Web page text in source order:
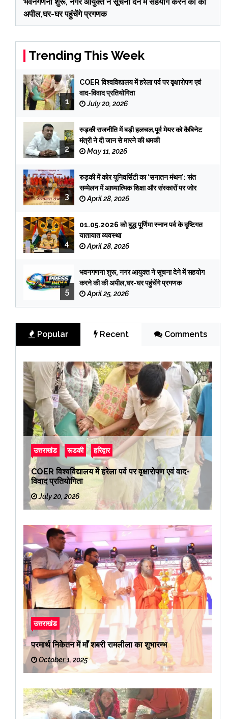
अपील,घर-घर पहुंचेंगे प्रगणक
Trending This Week
1
COER विश्वविद्यालय में हरेला पर्व पर वृक्षारोपण एवं
वाद-विवाद प्रतियोगिता
July 20, 2026
2
रुड़की राजनीति में बड़ी हलचल,पूर्व मेयर को कैबिनेट
मंत्री ने दी जान से मारने की धमकी
May 11, 2026
3
रुड़की में कोर यूनिवर्सिटी का ‘सनातन मंथन’: संत
सम्मेलन में आध्यात्मिक शिक्षा और संस्कारों पर जोर
April 28, 2026
4
01.05.2026 को बुद्ध पूर्णिमा स्नान पर्व के दृष्टिगत
यातायात व्यवस्था
April 28, 2026
5
भवनगणना शुरू, नगर आयुक्त ने सूचना देने में सहयोग
करने की की अपील,घर-घर पहुंचेंगे प्रगणक
April 25, 2026
Popular Recent Comments
उत्तराखंड रूडकी हरिद्वार
COER विश्वविद्यालय में हरेला पर्व पर वृक्षारोपण एवं वाद-
विवाद प्रतियोगिता
July 20, 2026
उत्तराखंड
परमार्थ निकेतन में माँ शबरी रामलीला का शुभारम्भ
October 1, 2025